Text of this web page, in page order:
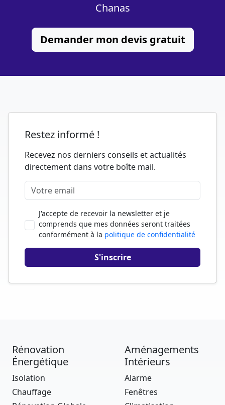
Chanas
Demander mon devis gratuit
Restez informé !
Recevez nos derniers conseils et actualités
directement dans votre boîte mail.
J'accepte de recevoir la newsletter et je
comprends que mes données seront traitées
conformément à la politique de confidentialité
Rénovation
Énergétique
Isolation
Chauffage
Aménagements
Intérieurs
Alarme
Fenêtres